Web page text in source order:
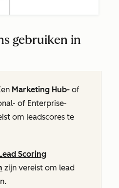
gebruiken in
Marketing Hub- of
of Enterprise-
om leadscores te
Scoring
zijn vereist om lead